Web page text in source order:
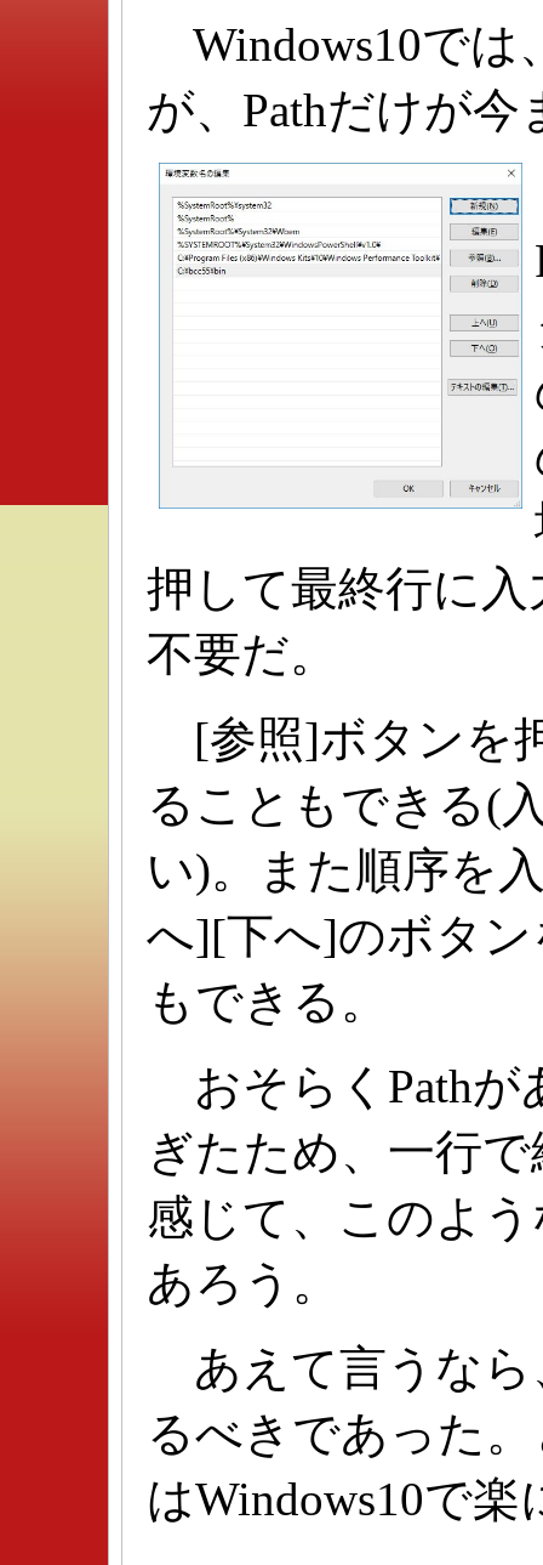
Windows10では
が、Pathだけが
押して最終行に
不要だ。
[参照]ボタンを
ることもできる(
い)。また順序を
へ][下へ]のボタ
もできる。
おそらくPathが
ぎたため、一行
感じて、このよ
あろう。
あえて言うなら
るべきであった
はWindows10で